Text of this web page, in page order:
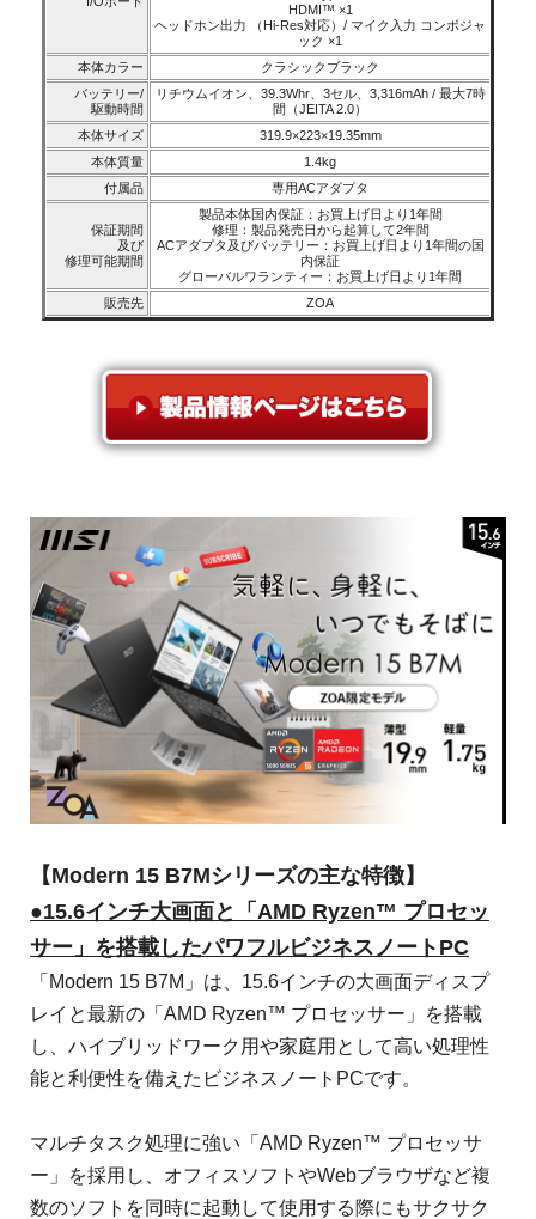
HDMI™ ×1
ヘッドホン出力 （Hi-Res対応）/ マイク入力 コンボジャ
ック ×1
本体カラー
クラシックブラック
バッテリー/
駆動時間
リチウムイオン、39.3Whr、3セル、3,316mAh / 最大7時
間（JEITA 2.0）
本体サイズ
319.9×223×19.35mm
本体質量
1.4kg
付属品
専用ACアダプタ
保証期間
及び
修理可能期間
製品本体国内保証：お買上げ日より1年間
修理：製品発売日から起算して2年間
ACアダプタ及びバッテリー：お買上げ日より1年間の国
内保証
グローバルワランティー：お買上げ日より1年間
販売先
ZOA
【Modern 15 B7Mシリーズの主な特徴】
●15.6インチ大画面と「AMD Ryzen™ プロセッ
サー」を搭載したパワフルビジネスノートPC
「Modern 15 B7M」は、15.6インチの大画面ディスプ
レイと最新の「AMD Ryzen™ プロセッサー」を搭載
し、ハイブリッドワーク用や家庭用として高い処理性
能と利便性を備えたビジネスノートPCです。
マルチタスク処理に強い「AMD Ryzen™ プロセッサ
ー」を採用し、オフィスソフトやWebブラウザなど複
数のソフトを同時に起動して使用する際にもサクサク